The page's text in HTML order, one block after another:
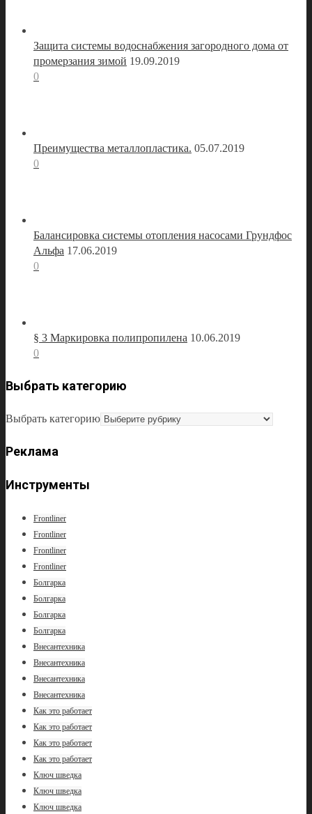
Защита системы водоснабжения загородного дома от
промерзания зимой 19.09.2019
0
Преимущества металлопластика. 05.07.2019
0
Балансировка системы отопления насосами Грундфос
Альфа 17.06.2019
0
§ 3 Маркировка полипропилена 10.06.2019
0
Выбрать категорию
Выбрать категорию
Реклама
Инструменты
Frontliner
Frontliner
Frontliner
Frontliner
Болгарка
Болгарка
Болгарка
Болгарка
Внесантехника
Внесантехника
Внесантехника
Внесантехника
Как это работает
Как это работает
Как это работает
Как это работает
Ключ шведка
Ключ шведка
Ключ шведка